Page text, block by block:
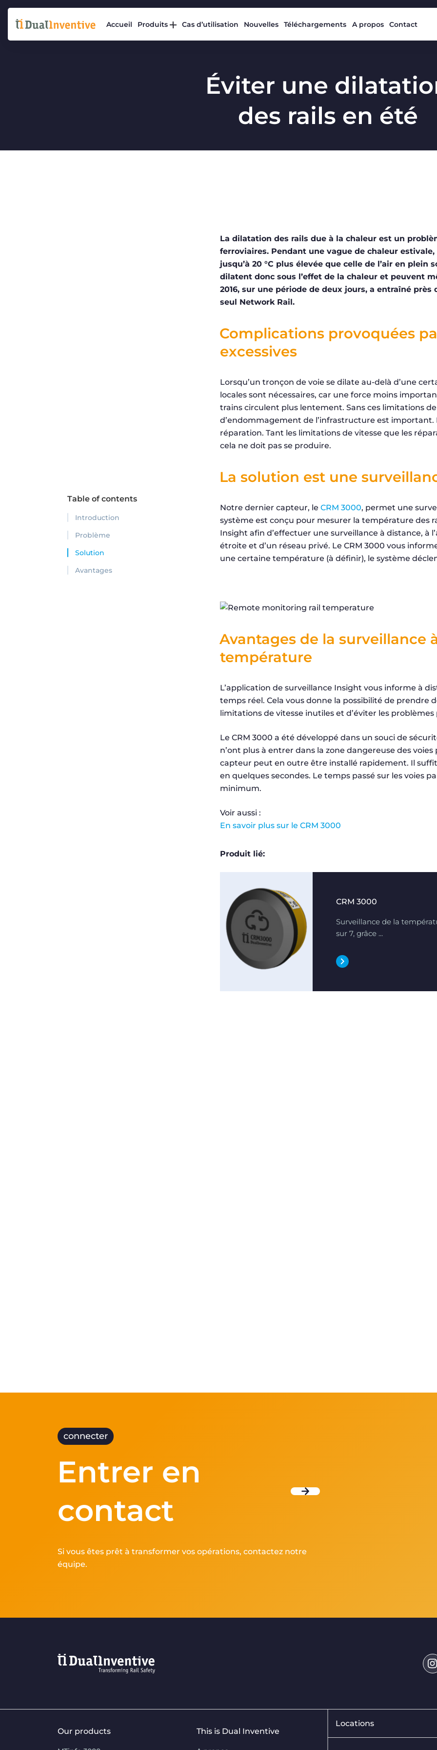
Accueil Produits Cas d’utilisation Nouvelles Téléchargements A propos Contact
Éviter une
des rails en été
Table of contents
Introduction
Problème
Solution
Avantages
La dilatation des rails due à la chaleur est un
ferroviaires. Pendant une vague de chaleur
jusqu’à 20 °C plus élevée que celle de l’air en plein
dilatent donc sous l’effet de la chaleur et peuvent
2016, sur une période de deux jours, a entraîné
seul Network Rail.
Complications provoquées
excessives
Lorsqu’un tronçon de voie se dilate au-delà d’une
locales sont nécessaires, car une force moins
trains circulent plus lentement. Sans ces limitations
d’endommagement de l’infrastructure est
réparation. Tant les limitations de vitesse que les
cela ne doit pas se produire.
La solution est une
Notre dernier capteur, le CRM 3000, permet une
système est conçu pour mesurer la température des
Insight afin d’effectuer une surveillance à distance, à
étroite et d’un réseau privé. Le CRM 3000 vous
une certaine température (à définir), le système
Avantages de la surveillance
température
L’application de surveillance Insight vous informe à
temps réel. Cela vous donne la possibilité de prendre
limitations de vitesse inutiles et d’éviter les problèmes
Le CRM 3000 a été développé dans un souci de
n’ont plus à entrer dans la zone dangereuse des
capteur peut en outre être installé rapidement. Il
en quelques secondes. Le temps passé sur les voies
minimum.
Voir aussi :
En savoir plus sur le CRM 3000
Produit lié:
CRM 3000
Surveillance de la
sur 7, grâce ...
connecter
Entrer en
contact
Si vous êtes prêt à transformer vos opérations, contactez notre
équipe.
Our products This is Dual Inventive
Locations